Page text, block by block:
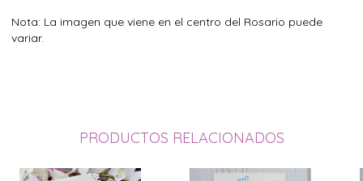
Nota: La imagen que viene en el centro del Rosario puede
variar.
PRODUCTOS RELACIONADOS